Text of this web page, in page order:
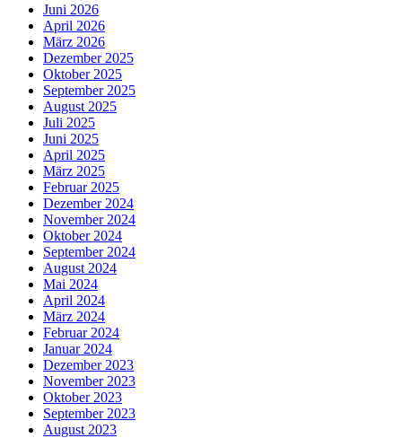
Juni 2026
April 2026
März 2026
Dezember 2025
Oktober 2025
September 2025
August 2025
Juli 2025
Juni 2025
April 2025
März 2025
Februar 2025
Dezember 2024
November 2024
Oktober 2024
September 2024
August 2024
Mai 2024
April 2024
März 2024
Februar 2024
Januar 2024
Dezember 2023
November 2023
Oktober 2023
September 2023
August 2023